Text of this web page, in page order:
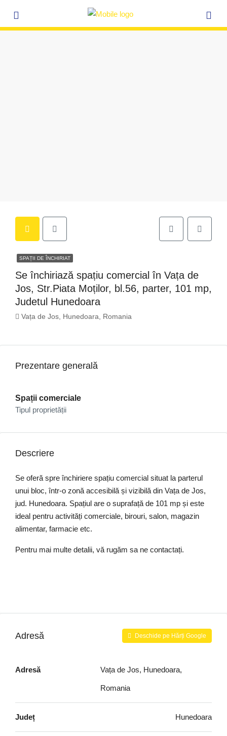
SPAȚII DE ÎNCHIRIAT
Se închiriază spațiu comercial în Vața de
Jos, Str.Piata Moților, bl.56, parter, 101 mp,
Judetul Hunedoara
Vața de Jos, Hunedoara, Romania
Prezentare generală
Spații comerciale
Tipul proprietății
Descriere
Se oferă spre închiriere spațiu comercial situat la parterul
unui bloc, într-o zonă accesibilă și vizibilă din Vața de Jos,
jud. Hunedoara. Spațiul are o suprafață de 101 mp și este
ideal pentru activități comerciale, birouri, salon, magazin
alimentar, farmacie etc.
Pentru mai multe detalii, vă rugăm sa ne contactați.
Adresă Deschide pe Hărți Google
Adresă Vața de Jos, Hunedoara,
Romania
Județ Hunedoara